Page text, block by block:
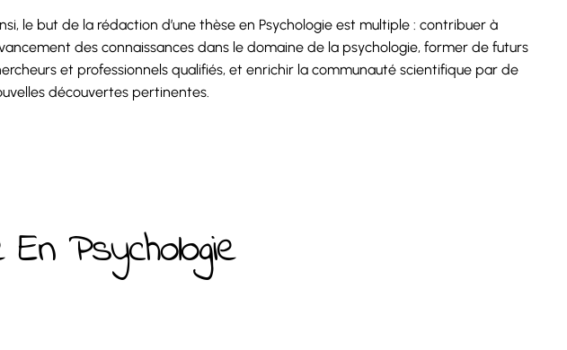
le but de la rédaction d’une thèse en Psychologie est multiple : contribuer à
des connaissances dans le domaine de la psychologie, former de futurs
et professionnels qualifiés, et enrichir la communauté scientifique par de
découvertes pertinentes.
Psychologie